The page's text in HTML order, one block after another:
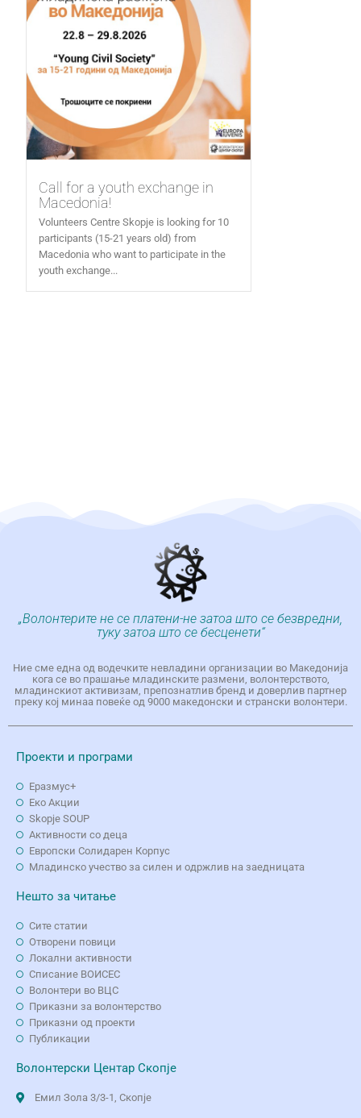
Call for a youth exchange in
Macedonia!
Volunteers Centre Skopje is looking for 10
participants (15-21 years old) from
Macedonia who want to participate in the
youth exchange...
„Волонтерите не се платени-не затоа што се безвредни,
туку затоа што се бесценети“
Ние сме една од водечките невладини организации во Македонија
кога се во прашање младинските размени, волонтерството,
младинскиот активизам, препознатлив бренд и доверлив партнер
преку кој минаа повеќе од 9000 македонски и странски волонтери.
Проекти и програми
Еразмус+
Еко Aкции
Skopje SOUP
Активности со деца
Европски Солидарен Корпус
Младинско учество за силен и одржлив на заедницата
Нешто за читање
Сите статии
Отворени повици
Локални активности
Списание ВОИСЕС
Волонтери во ВЦС
Приказни за волонтерство
Приказни од проекти
Публикации
Волонтерски Центар Скопје
Емил Зола 3/3-1, Скопје